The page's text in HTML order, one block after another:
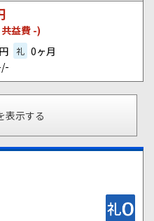
益費 -)
礼 0ヶ月
表示する